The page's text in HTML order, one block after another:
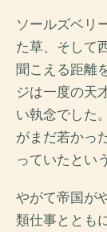
ソールズベリ
た草、そして
聞こえる距離
ジは一度の天
い執念でした
がまだ若かっ
っていたとい
やがて帝国が
類仕事ととも